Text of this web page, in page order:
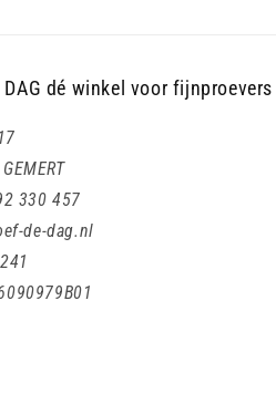
DAG dé winkel voor fijnproevers
330 457
de-dag.nl